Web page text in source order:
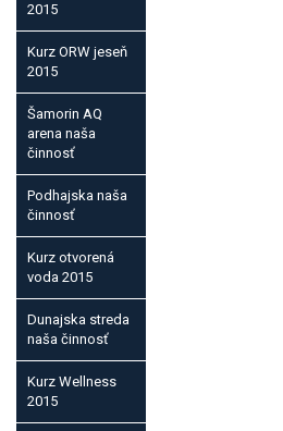
2015
Kurz ORW jeseň
2015
Šamorin AQ
arena naša
činnosť
Podhajska naša
činnosť
Kurz otvorená
voda 2015
Dunajska streda
naša činnosť
Kurz Wellness
2015